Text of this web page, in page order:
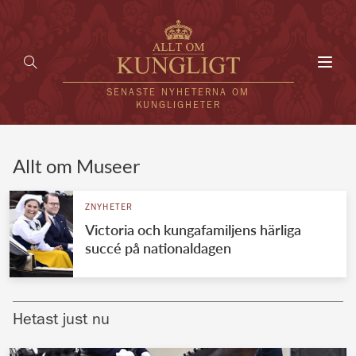
SENASTE NYHETERNA OM
KUNGLIGHETER
UTLÄNDSKT
VÄRLDENS KUNGAHUS
Brittiska kungahuset
Allt om Museer
ZNYHETER
Victoria och kungafamiljens härliga
succé på nationaldagen
Hetast just nu